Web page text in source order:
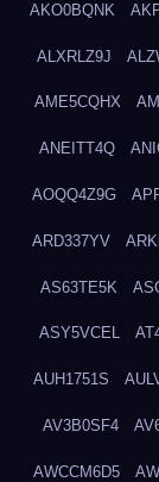
AKO0BQNK
ALXRLZ9J
AME5CQHX
ANEITT4Q
AOQQ4Z9G
ARD337YV
AS63TE5K
ASY5VCEL
AUH1751S
AV3B0SF4
AWCCM6D5